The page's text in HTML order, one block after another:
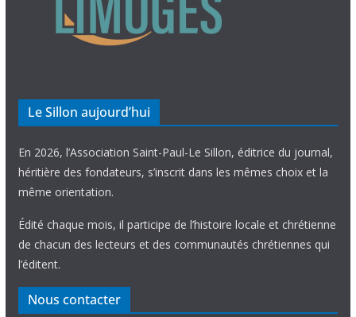
Le Sillon aujourd’hui
En 2026, l’Association Saint-Paul-Le Sillon, éditrice du journal,
héritière des fondateurs, s’inscrit dans les mêmes choix et la
même orientation.
Édité chaque mois, il participe de l’histoire locale et chrétienne
de chacun des lecteurs et des communautés chrétiennes qui
l’éditent.
Nous contacter